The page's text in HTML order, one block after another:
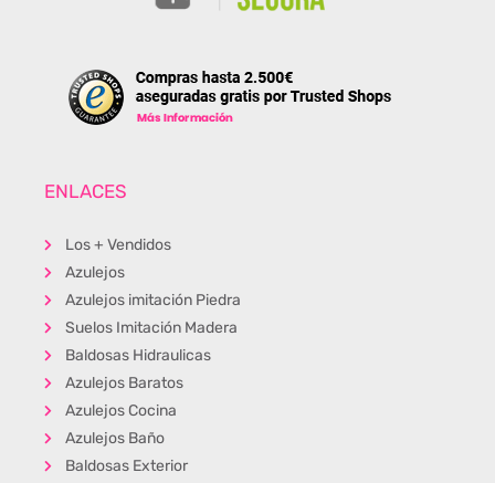
ENLACES
Los + Vendidos
Azulejos
Azulejos imitación Piedra
Suelos Imitación Madera
Baldosas Hidraulicas
Azulejos Baratos
Azulejos Cocina
Azulejos Baño
Baldosas Exterior